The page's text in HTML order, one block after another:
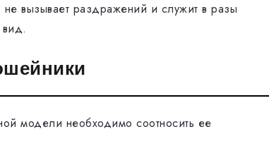
вызывает раздражений и служит в разы
модели необходимо соотносить ее